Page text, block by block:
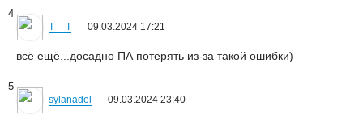
4
T__T 09.03.2024 17:21
всё ещё...досадно ПА потерять из-за такой ошибки)
5
sylanadel 09.03.2024 23:40